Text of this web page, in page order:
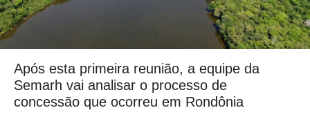
Após esta primeira reunião, a equipe da
Semarh vai analisar o processo de
concessão que ocorreu em Rondônia